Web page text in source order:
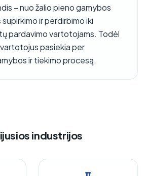
– nuo žalio pieno gamybos
ir perdirbimo iki
pardavimo vartotojams. Todėl
pasiekia per
ir tiekimo procesą.
industrijos